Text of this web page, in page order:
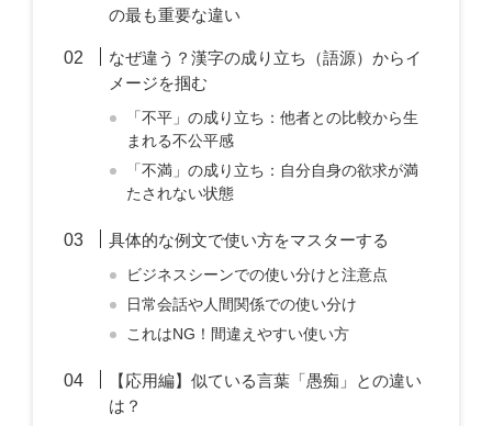
の最も重要な違い
なぜ違う？漢字の成り立ち（語源）からイ
メージを掴む
「不平」の成り立ち：他者との比較から生
まれる不公平感
「不満」の成り立ち：自分自身の欲求が満
たされない状態
具体的な例文で使い方をマスターする
ビジネスシーンでの使い分けと注意点
日常会話や人間関係での使い分け
これはNG！間違えやすい使い方
【応用編】似ている言葉「愚痴」との違い
は？